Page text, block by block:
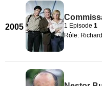
2005 1 Episode 1
Rôle: